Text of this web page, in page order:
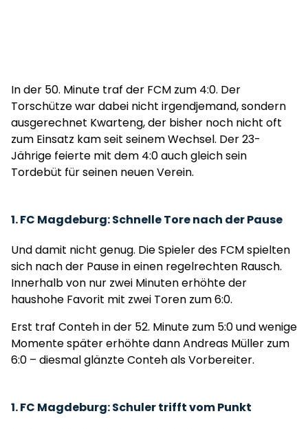
In der 50. Minute traf der FCM zum 4:0. Der
Torschütze war dabei nicht irgendjemand, sondern
ausgerechnet Kwarteng, der bisher noch nicht oft
zum Einsatz kam seit seinem Wechsel. Der 23-
Jährige feierte mit dem 4:0 auch gleich sein
Tordebüt für seinen neuen Verein.
1. FC Magdeburg: Schnelle Tore nach der Pause
Und damit nicht genug. Die Spieler des FCM spielten
sich nach der Pause in einen regelrechten Rausch.
Innerhalb von nur zwei Minuten erhöhte der
haushohe Favorit mit zwei Toren zum 6:0.
Erst traf Conteh in der 52. Minute zum 5:0 und wenige
Momente später erhöhte dann Andreas Müller zum
6:0 – diesmal glänzte Conteh als Vorbereiter.
1. FC Magdeburg: Schuler trifft vom Punkt